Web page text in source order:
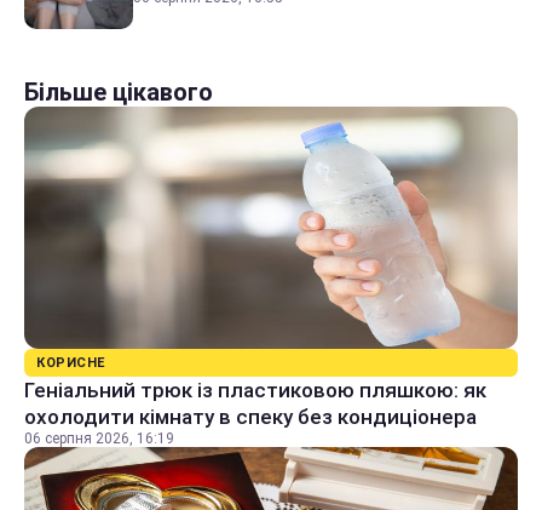
Більше цікавого
КОРИСНЕ
Геніальний трюк із пластиковою пляшкою: як
охолодити кімнату в спеку без кондиціонера
06 серпня 2026, 16:19